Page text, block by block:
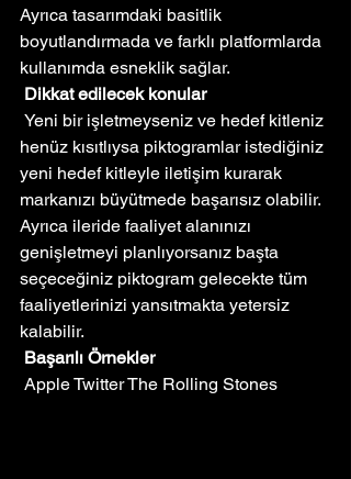
Ayrıca tasarımdaki basitlik
boyutlandırmada ve farklı platformlarda
kullanımda esneklik sağlar.
Dikkat edilecek konular
henüz kısıtlıysa piktogramlar istediğiniz
yeni hedef kitleyle iletişim kurarak
markanızı büyütmede başarısız olabilir.
Ayrıca ileride faaliyet alanınızı
genişletmeyi planlıyorsanız başta
seçeceğiniz piktogram gelecekte tüm
faaliyetlerinizi yansıtmakta yetersiz
kalabilir.
Başarılı Örnekler
Apple Twitter The Rolling Stones